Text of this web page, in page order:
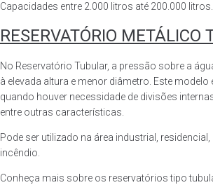
Capacidades entre 2.000 litros até 200.000 litros.
RESERVATÓRIO METÁLICO
No Reservatório Tubular, a pressão sobre a
à elevada altura e menor diâmetro. Este modelo
quando houver necessidade de divisões
entre outras características.
Pode ser utilizado na área industrial,
incêndio.
Conheça mais sobre os reservatórios tipo